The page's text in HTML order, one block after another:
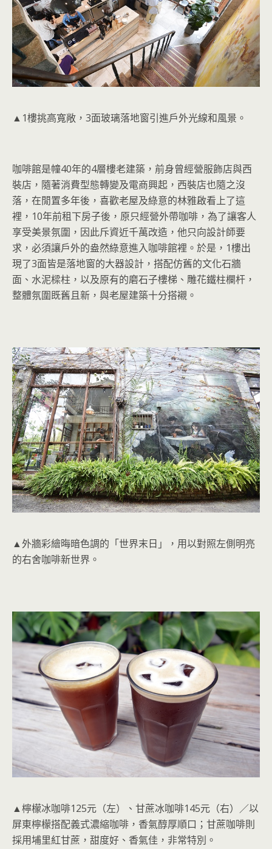
▲1樓挑高寬敞，3面玻璃落地窗引進戶外光線和風景。
咖啡館是幢40年的4層樓老建築，前身曾經營服飾店與西
裝店，隨著消費型態轉變及電商興起，西裝店也隨之沒
落，在閒置多年後，喜歡老屋及綠意的林雅啟看上了這
裡，10年前租下房子後，原只經營外帶咖啡，為了讓客人
享受美景氛圍，因此斥資近千萬改造，他只向設計師要
求，必須讓戶外的盎然綠意進入咖啡館裡。於是，1樓出
現了3面皆是落地窗的大器設計，搭配仿舊的文化石牆
面、水泥樑柱，以及原有的磨石子樓梯、雕花鐵柱欄杆，
整體氛圍既舊且新，與老屋建築十分搭襯。
▲外牆彩繪晦暗色調的「世界末日」，用以對照左側明亮
的右舍咖啡新世界。
▲檸檬冰咖啡125元（左）、甘蔗冰咖啡145元（右）／以
屏東檸檬搭配義式濃縮咖啡，香氣醇厚順口；甘蔗咖啡則
採用埔里紅甘蔗，甜度好、香氣佳，非常特別。